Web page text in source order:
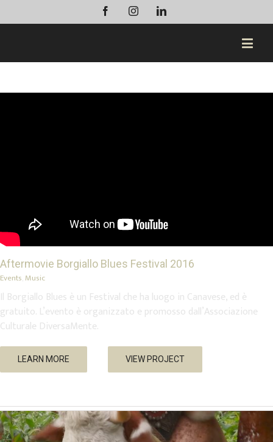
FacebookInstagramLinkedin
Aftermovie Borgiallo Blues Festival 2016
Events Music
Il Borgiallo Blues è un Festival che ha luogo in Canavese, ed è
gratuito. L’evento è organizzato e promosso dall’Associazione
Culturale DiversaMente.
LEARN MORE VIEW PROJECT
Transumanza 2014 – Pont Canavese
Events